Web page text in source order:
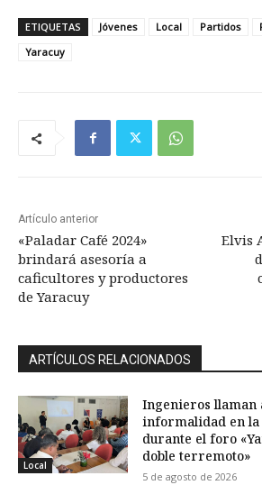
ETIQUETAS Jóvenes Local Partidos
Yaracuy
Artículo anterior
«Paladar Café 2024»
brindará asesoría a
caficultores y productores
de Yaracuy
Elvis
ARTÍCULOS RELACIONADOS
Local
Ingenieros
informalidad en
durante el foro
doble terremoto»
5 de agosto de 2026